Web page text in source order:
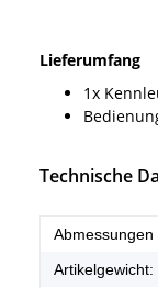
Lieferumfang
1x
Technische
Artikelgewicht: